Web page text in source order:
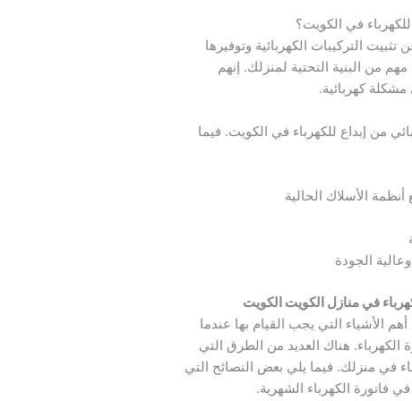
في الكويت؟
التركيبات الكهربائية وتوفيرها
من البنية التحتية لمنزلك. إنهم
مشكلة كهربائية.
من إبداع للكهرباء في الكويت. فيما
الأسلاك الحالية
الجودة
في منازل الكويت الكويت
الأشياء التي يجب القيام بها عندما
الكهرباء. هناك العديد من الطرق التي
في منزلك. فيما يلي بعض النصائح التي
فاتورة الكهرباء الشهرية.